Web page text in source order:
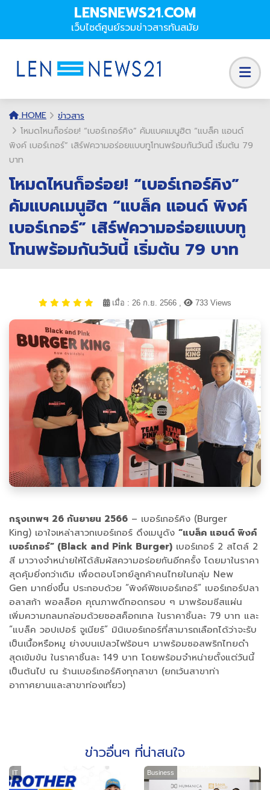
LENSNEWS21.COM
เว็บไซต์ศูนย์รวมข่าวสารทันสมัย
HOME
ข่าวสาร
โหมดไหนก็อร่อย! “เบอร์เกอร์คิง” คัมแบคเมนูฮิต “แบล็ค แอนด์
พิงค์ เบอร์เกอร์” เสิร์ฟความอร่อยแบบทูโทนพร้อมกันวันนี้ เริ่มต้น 79
บาท
โหมดไหนก็อร่อย! “เบอร์เกอร์คิง”
คัมแบคเมนูฮิต “แบล็ค แอนด์ พิงค์
เบอร์เกอร์” เสิร์ฟความอร่อยแบบทู
โทนพร้อมกันวันนี้ เริ่มต้น 79 บาท
เมื่อ : 26 ก.ย. 2566 , 733 Views
กรุงเทพฯ 26 กันยายน 2566 – เบอร์เกอร์คิง (Burger
King) เอาใจเหล่าสาวกเบอร์เกอร์ ดึงเมนูดัง “แบล็ค แอนด์ พิงค์
เบอร์เกอร์” (Black and Pink Burger) เบอร์เกอร์ 2 สไตล์ 2
สี มาวางจำหน่ายให้ได้สัมผัสความอร่อยกันอีกครั้ง โดยมาในราคา
สุดคุ้มยิ่งกว่าเดิม เพื่อตอบโจทย์ลูกค้าคนไทยในกลุ่ม New
Gen มากยิ่งขึ้น ประกอบด้วย “พิงค์ฟิชเบอร์เกอร์” เบอร์เกอร์ปลา
อลาสก้า พอลล็อค คุณภาพดีทอดกรอบ ๆ มาพร้อมชีสแผ่น
เพิ่มความกลมกล่อมด้วยซอสค็อกเทล ในราคาชิ้นละ 79 บาท และ
“แบล็ค วอปเปอร์ จูเนียร์” มินิเบอร์เกอร์ที่สามารถเลือกได้ว่าจะรับ
เป็นเนื้อหรือหมู ย่างบนเปลวไฟร้อนๆ มาพร้อมซอสพริกไทยดำ
สุดเข้มข้น ในราคาชิ้นละ 149 บาท โดยพร้อมจำหน่ายตั้งแต่วันนี้
เป็นต้นไป ณ ร้านเบอร์เกอร์คิงทุกสาขา (ยกเว้นสาขาท่า
อากาศยานและสาขาท่องเที่ยว)
ข่าวอื่นๆ ที่น่าสนใจ
IT Business